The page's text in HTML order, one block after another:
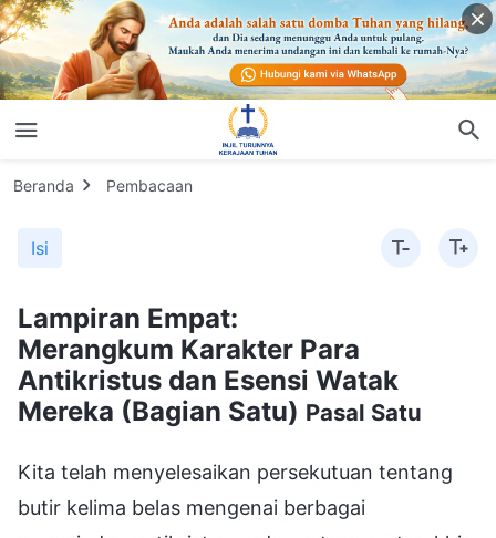
Beranda Pembacaan
Isi
Lampiran Empat:
Merangkum Karakter Para
Antikristus dan Esensi Watak
Mereka (Bagian Satu) Pasal Satu
Kita telah menyelesaikan persekutuan tentang
butir kelima belas mengenai berbagai